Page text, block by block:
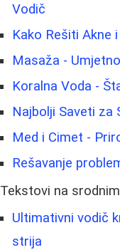
Vodič
Kako Rešiti Akne
Masaža -
Koralna Voda -
Najbolji Saveti za
Med i Cimet -
Rešavanje
Tekstovi na
Ultimativni vodič
strija